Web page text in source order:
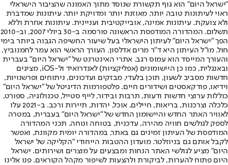
"ישראל היום" הוא גוף תקשורת שנוסד מתוך האמונה שהציבור הישראלי
ראוי לעיתונות טובה יותר, מאוזנת יותר ומדויקת יותר. עיתונות שמדברת
ולא צועקת. עיתונות אמינה, אובייקטיבית ועניינית. עיתונות אחרת וללא
תשלום. המהדורה המודפסת הראשונה פורסמה ב-30 ביולי 2007, וב-2010
הפך "ישראל היום" לעיתון הישראלי בעל שיעור החשיפה הגבוה ביותר בימי
חול. מו"ל העיתון היא ד"ר מרים אדלסון. העורך הראשי הוא עמר לחמנוביץ,
והעורך המייסד הוא עמוס רגב. אתרי האינטרנט של "ישראל היום" בעברית
ובאנגלית, כמו כן היישומונים (אפליקציות) לאנדרואיד ול-iOS, מציגים
חדשות מסביב לשעון, תוכן בלעדי, מבזקים ועדכונים, ניתוחים ופרשנויות,
וידיאו, פודקאסטים ושידורים חיים. פלטפורמות הדיגיטל של "ישראל היום"
כוללות ערוצי חדשות ודעות, תרבות ובידור, לייף סטייל, טכנולוגיה, ספורט,
כלכלה וצרכנות, בריאות, חיילים, אוכל, יהדות, תיירות ורכב. ב-2021 עלו
לאוויר האתר החדש והיישומון החדש של "ישראל היום" בעברית, במטרה
לספק לגולשים חוויה מהירה, עדכנית, בטוחה ונוחה. תכני המהדורה
המודפסת של העיתון זמינים גם באתר, במהדורה יומית מקוונת, ואפשר
לקבל אותם גם בניוזלטר. מועדון ההטבות הייחודי "הקליקה של ישראל
היום" מציע לגולשי האתר הנחות ומבצעים על מוצרים ושירותים. ישראל
היום פתוח להערות, לביקורת ולהצעות לשיפור מקהל הקוראים. פנו אלינו